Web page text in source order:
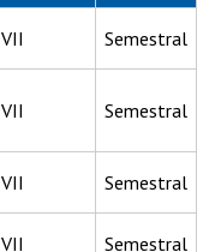
VII Semestral
VII Semestral
VII Semestral
VII Semestral